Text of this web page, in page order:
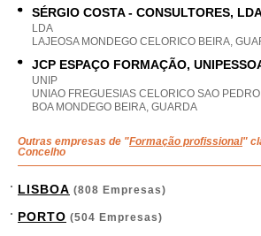
SÉRGIO COSTA - CONSULTORES,
LDA
LAJEOSA MONDEGO CELORICO BEIRA,
JCP ESPAÇO FORMAÇÃO,
UNIP
UNIAO FREGUESIAS CELORICO SAO
BOA MONDEGO BEIRA, GUARDA
Outras empresas de "Formação profissional"
Concelho
LISBOA (808 Empresas)
PORTO (504 Empresas)